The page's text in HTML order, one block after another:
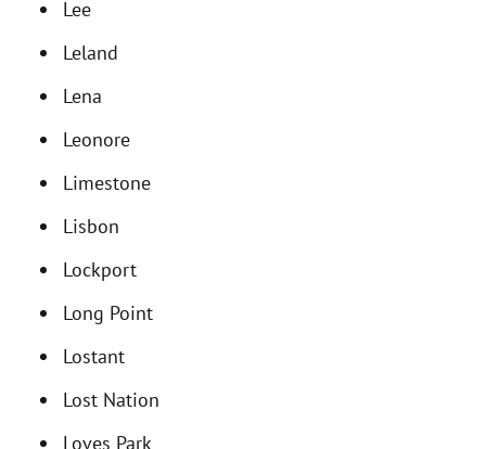
Lee
Leland
Lena
Leonore
Limestone
Lisbon
Lockport
Long Point
Lostant
Lost Nation
Loves Park